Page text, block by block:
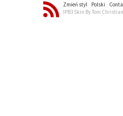
Zmień styl Polski
IPB3 Skin By Tom